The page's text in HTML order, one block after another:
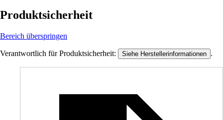
Produktsicherheit
Bereich überspringen
Verantwortlich für Produktsicherheit: Siehe Herstellerinformationen .